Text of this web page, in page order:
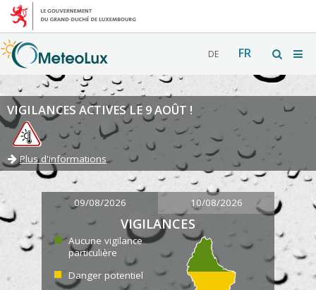
DE FR
VIGILANCES ACTIVES LE 9 AOÛT !
Plus d'informations
09/08/2026 10/08/2026
VIGILANCES
Aucune vigilance
particulière
Danger potentiel